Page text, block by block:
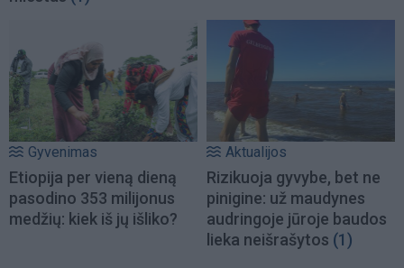
Gyvenimas
Etiopija per vieną dieną
pasodino 353 milijonus
medžių: kiek iš jų išliko?
Aktualijos
Rizikuoja gyvybe, bet ne
pinigine: už maudynes
audringoje jūroje baudos
lieka neišrašytos (1)